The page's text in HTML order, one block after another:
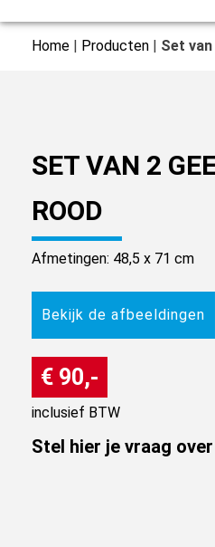
Home | Producten | Set
SET VAN 2
ROOD
Afmetingen: 48,5 x 71 cm
Bekijk de afbeeldingen
€ 90,-
inclusief BTW
Stel hier je vraag